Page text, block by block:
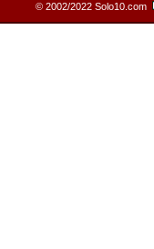
© 2002/2022 Solo10.com